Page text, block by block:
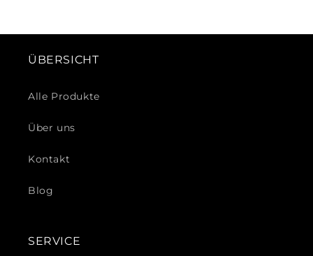
ÜBERSICHT
Alle Produkte
Über uns
Kontakt
Blog
SERVICE